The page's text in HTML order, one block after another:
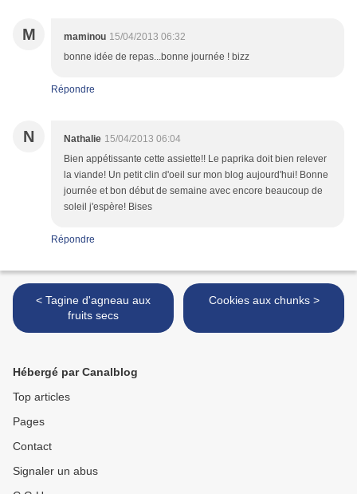
M maminou 15/04/2013 06:32
bonne idée de repas...bonne journée ! bizz
Répondre
N Nathalie 15/04/2013 06:04
Bien appétissante cette assiette!! Le paprika doit bien relever
la viande! Un petit clin d'oeil sur mon blog aujourd'hui! Bonne
journée et bon début de semaine avec encore beaucoup de
soleil j'espère! Bises
Répondre
< Tagine d'agneau aux
fruits secs
Cookies aux chunks >
Hébergé par Canalblog
Top articles
Pages
Contact
Signaler un abus